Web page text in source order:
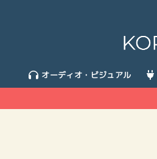
オーディオ・ビジュアル